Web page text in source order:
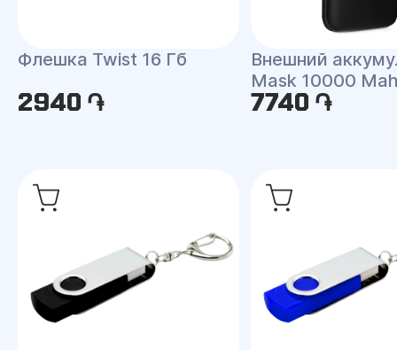
Флешка Twist 16 Гб
2940 ֏
Внешний
Mask 10000
7740 ֏